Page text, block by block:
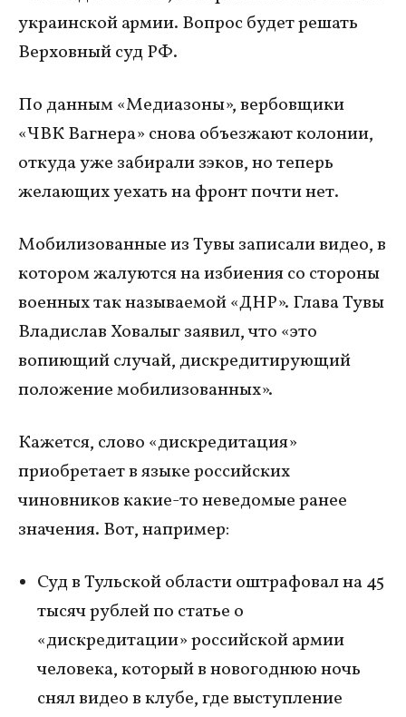
украинской армии. Вопрос будет решать
Верховный суд РФ.
По данным «Медиазоны», вербовщики
«ЧВК Вагнера» снова объезжают колонии,
откуда уже забирали зэков, но теперь
желающих уехать на фронт почти нет.
Мобилизованные из Тувы записали видео, в
котором жалуются на избиения со стороны
военных так называемой «ДНР». Глава Тувы
Владислав Ховалыг заявил, что «это
вопиющий случай, дискредитирующий
положение мобилизованных».
Кажется, слово «дискредитация»
приобретает в языке российских
чиновников какие-то неведомые ранее
значения. Вот, например:
Суд в Тульской области оштрафовал на 45
тысяч рублей по статье о
«дискредитации» российской армии
человека, который в новогоднюю ночь
снял видео в клубе, где выступление